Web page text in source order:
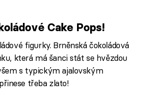
Cake Pops!
figurky. Brněnská čokoládová
která má šanci stát se hvězdou
s typickým ajalovským
třeba zlato!